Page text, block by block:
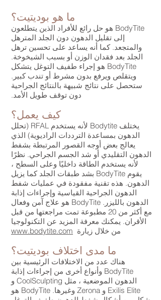
ما هو بوديتيت؟
BodyTite هو حل رائع للأفراد الذين يتطلعون
إلى تقليل الدهون دون الجلد المترهل
والمتجعد. كما أنه يساعد على تحسين ترهل
الجلد بعد فقدان الوزن أو بسبب الشيخوخة.
BodyTite هو إجراء طفيف التوغل يتشكل
ويتقلص ويرفع بدون مشرط أو تندب كبير.
ستحصل على نتائج شبيهة بالنتائج الجراحية
دون توقف طويل الأمد.
كيف يعمل؟
يختلف Bodytite لأنه يستخدم RFAL (تحلل
الدهون بمساعدة الترددات الراديوية) الذي
يعالج بعض أوجه القصور المرتبطة بشفط
الدهون التقليدي أو شد الجسم الجراحي. نظرًا
لأنه يستخدم الطاقة داخليًا وعلى السطح ،
يقوم BodyTite بشد طبقات الجلد كما يزيل
الدهون. هذه تقنية مفقودة في عمليات شفط
الدهون الجراحية القياسية وإجراءات إذابة
الدهون بالليزر. BodyTite هو علاج آمن وفعال
مع أكثر من 20 مطبوعة تمت مراجعتها من قبل
الأقران. يمكنك معرفة المزيد عن التكنولوجيا
من خلال زيارة www.bodytite.com
ما مدى اختلاف بوديتيت؟
هناك عدد من الاختلافات الرئيسية بين
BodyTite وأنواع أخرى من إجراءات إذابة
الدهون الموضعية ، مثل CoolSculpting و
Exilis Elite و Zerona وغيرها. BodyTite هو